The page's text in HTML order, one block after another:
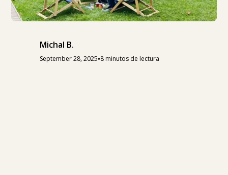
Michal B.
September 28, 2025•8 minutos de lectura